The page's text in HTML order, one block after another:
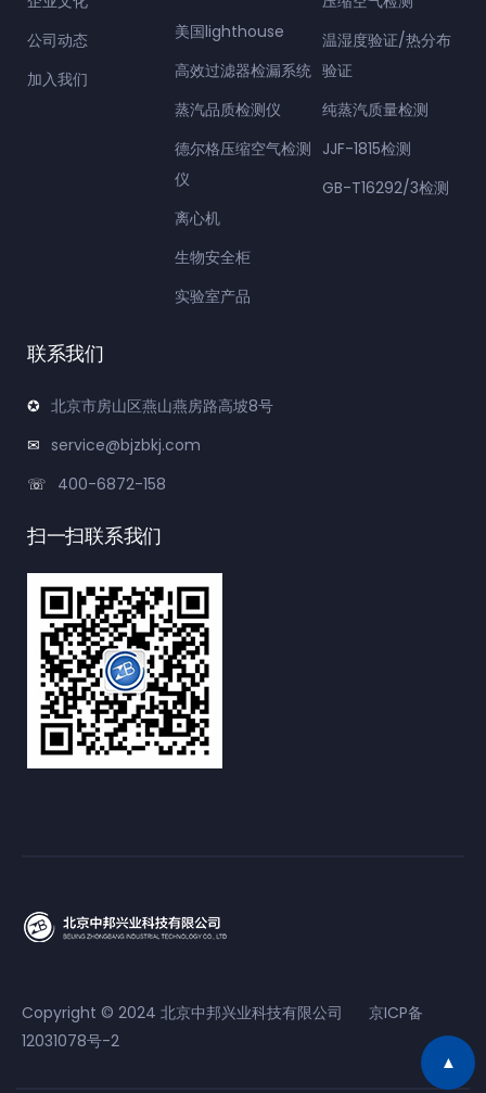
公司动态
加入我们
美国lighthouse
高效过滤器检漏系统
蒸汽品质检测仪
德尔格压缩空气检测
仪
离心机
生物安全柜
实验室产品
温湿度验证/热分布
验证
纯蒸汽质量检测
JJF-1815检测
GB-T16292/3检测
联系我们
北京市房山区燕山燕房路高坡8号
service@bjzbkj.com
400-6872-158
扫一扫联系我们
Copyright © 2024 北京中邦兴业科技有限公司 京ICP备
12031078号-2